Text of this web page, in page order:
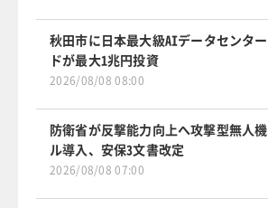
秋田市に日本最大級AIデータセンター
ドが最大1兆円投資
2026/08/08 08:00
防衛省が反撃能力向上へ攻撃型無人
ル導入、安保3文書改定
2026/08/08 07:00